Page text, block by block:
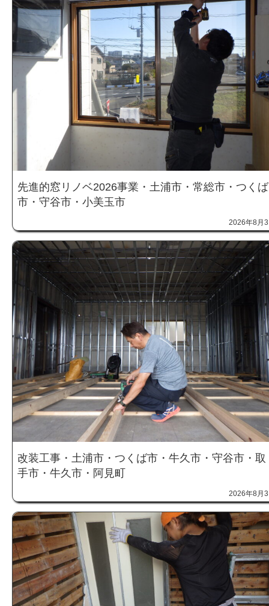
先進的窓リノベ2026事業・土浦市・常総市・つくば
市・守谷市・小美玉市
2026年8月
改装工事・土浦市・つくば市・牛久市・守谷市・取
手市・牛久市・阿見町
2026年8月